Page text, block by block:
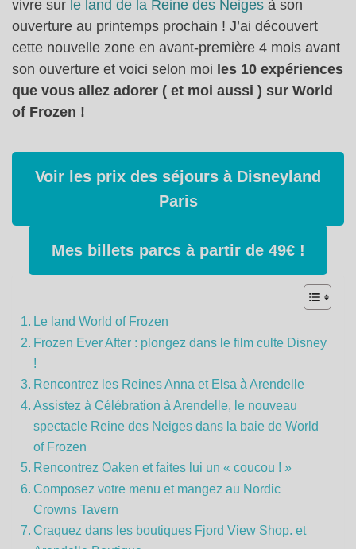
vivre sur le land de la Reine des Neiges à son
ouverture au printemps prochain ! J’ai découvert
cette nouvelle zone en avant-première 4 mois avant
son ouverture et voici selon moi les 10 expériences
que vous allez adorer ( et moi aussi ) sur World
of Frozen !
Voir les prix des séjours à Disneyland
Paris
Mes billets parcs à partir de 49€ !
Le land World of Frozen
Frozen Ever After : plongez dans le film culte Disney
!
Rencontrez les Reines Anna et Elsa à Arendelle
Assistez à Célébration à Arendelle, le nouveau
spectacle Reine des Neiges dans la baie de World
of Frozen
Rencontrez Oaken et faites lui un « coucou ! »
Composez votre menu et mangez au Nordic
Crowns Tavern
Craquez dans les boutiques Fjord View Shop. et